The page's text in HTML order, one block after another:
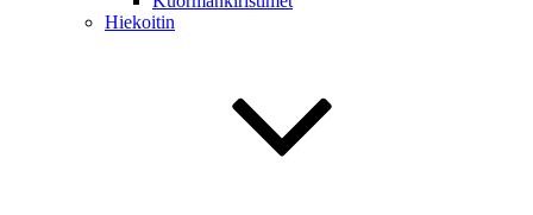
Hiekoitin